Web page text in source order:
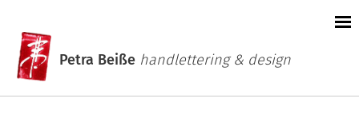
Petra Beiße handlettering & design